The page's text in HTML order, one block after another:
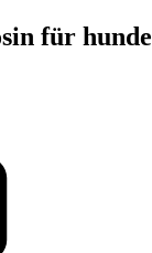
für hunde